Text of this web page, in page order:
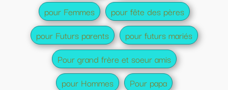
pour Femmes
pour fête des pères
pour Futurs parents
pour futurs mariés
Pour grand frère et soeur amis
pour Hommes
Pour papa